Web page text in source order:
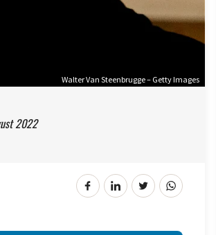
Walter Van Steenbrugge – Getty Images
2022